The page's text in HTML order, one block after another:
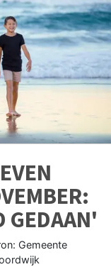
GEDAAN'
Gemeente